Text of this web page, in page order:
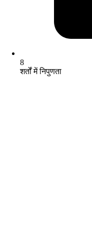
8
शर्तों में निपुणता